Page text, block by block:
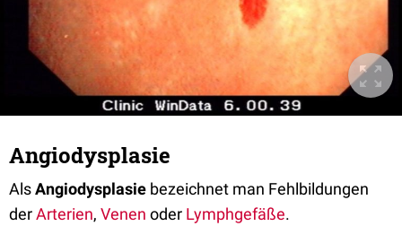
Angiodysplasie
AlsAngiodysplasie bezeichnet man Fehlbildungen
derArterien, Venen oder Lymphgefäße.